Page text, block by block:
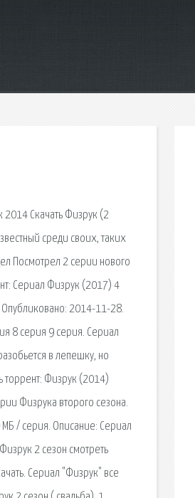
2014 Скачать Физрук (2
среди своих, таких
Посмотрел 2 серии нового
Сериал Физрук (2017) 4
Опубликовано: 2014-11-28.
8 серия 9 серия. Сериал
в лепешку, но
торрент: Физрук (2014)
Физрука второго сезона.
МБ / серия. Описание: Сериал
2 сезон смотреть
Сериал "Физрук" все